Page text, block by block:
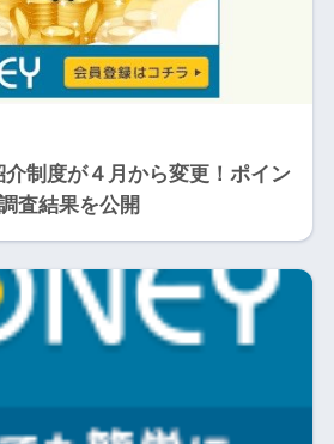
介制度が４月から変更！ポイン
査結果を公開